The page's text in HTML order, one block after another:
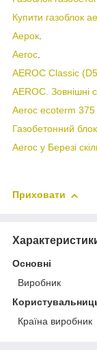
Купити газоблок
Аерок.
Aeroc.
AEROC Classic
AEROC. Зовнішні
Aeroc ecoterm 375
Газобетонний
Aeroc у Березі
Приховати
Основні
Виробник
Країна виробник